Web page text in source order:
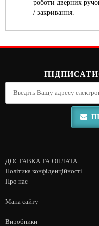
роботи дверних
/ закривання.
ДОСТАВКА ТА ОПЛАТА
Політика конфіденційності
Про нас
Мапа сайту
Виробники